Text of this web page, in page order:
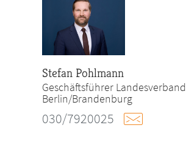
Stefan Pohlmann
Geschäftsführer Landesverband
Berlin/Brandenburg
030/7920025